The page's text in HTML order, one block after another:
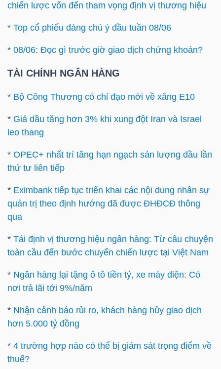
chiến lược vốn đến tham vọng định vị thương hiệu
* Top cổ phiếu đáng chú ý đầu tuần 08/06
* 08/06: Đọc gì trước giờ giao dịch chứng khoán?
TÀI CHÍNH NGÂN HÀNG
* Bộ Công Thương có chỉ đạo mới về xăng E10
* Giá dầu tăng hơn 3% khi xung đột Iran và Israel
leo thang
* OPEC+ nhất trí tăng hạn ngạch sản lượng dầu lần
thứ tư liên tiếp
* Eximbank tiếp tục triển khai các nội dung nhân sự
quản trị theo định hướng đã được ĐHĐCĐ thông
qua
* Tái định vị thương hiệu ngân hàng: Từ câu chuyện
toàn cầu đến bước chuyển chiến lược tại Việt Nam
* Ngân hàng lại tặng ô tô tiền tỷ, xe máy điện: Có
nơi trả lãi tới 9%/năm
* Nhận cảnh báo rủi ro, khách hàng hủy giao dịch
hơn 5.000 tỷ đồng
* 4 trường hợp nào có thể bị giám sát trọng điểm về
thuế?
chứng
khoán
đạo
(-)
Tất cả Người nội bộ Người liên quan Cổ đông lớn
Tin
tức
(-)
Bài
của
tác
(-)
Báo
cáo